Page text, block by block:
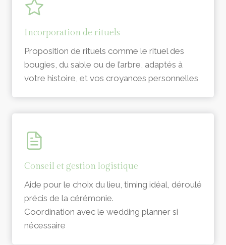
Incorporation de rituels
Proposition de rituels comme le rituel des
bougies, du sable ou de l’arbre, adaptés à
votre histoire, et vos croyances personnelles
Conseil et gestion logistique
Aide pour le choix du lieu, timing idéal, déroulé
précis de la cérémonie.
Coordination avec le wedding planner si
nécessaire